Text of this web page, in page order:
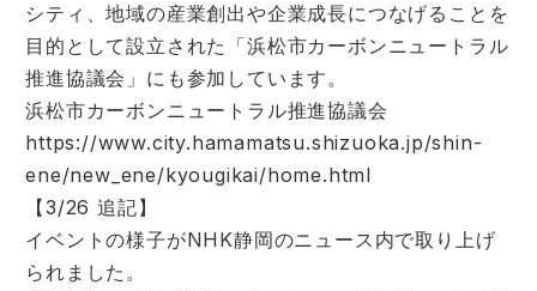
シティ、地域の産業創出や企業成長につなげることを
目的として設立された「浜松市カーボンニュートラル
推進協議会」にも参加しています。
浜松市カーボンニュートラル推進協議会
https://www.city.hamamatsu.shizuoka.jp/shin-
ene/new_ene/kyougikai/home.html
【3/26 追記】
イベントの様子がNHK静岡のニュース内で取り上げ
られました。